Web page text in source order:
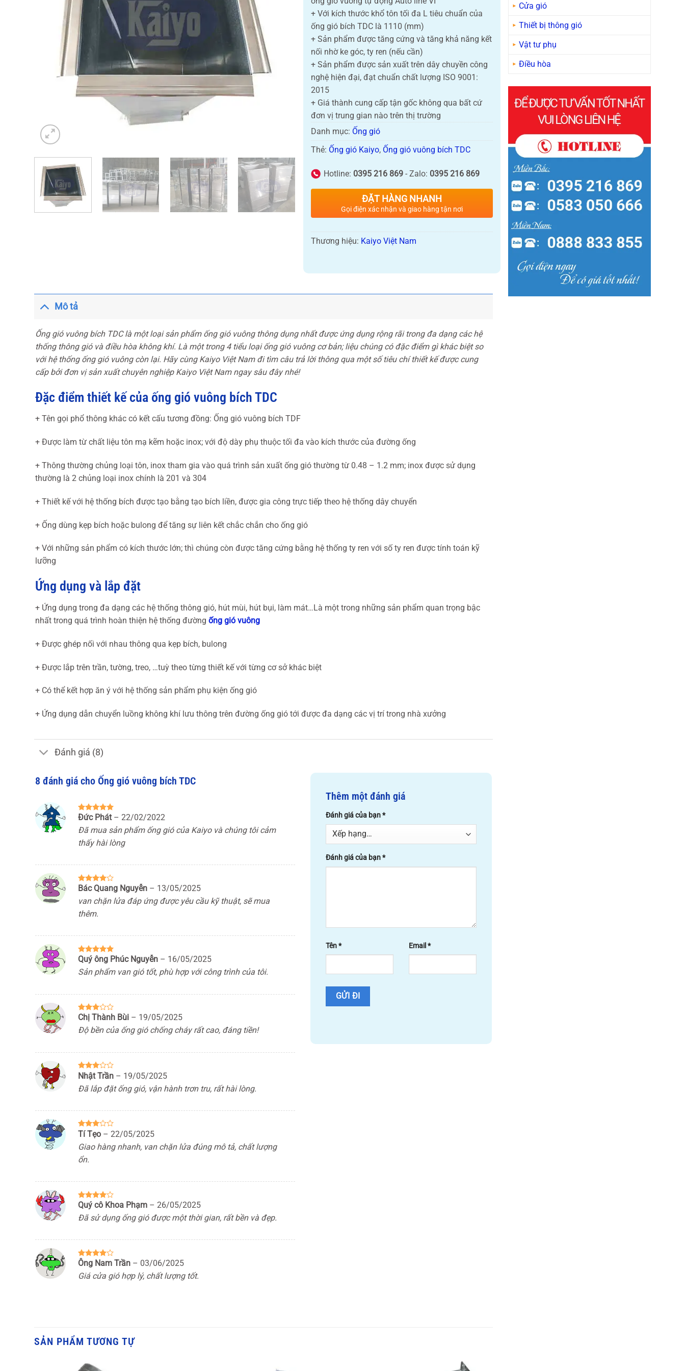
NAM
Cửa gió
Thiết bị thông gió
Vật tư phụ
Điều hòa
+ Với kích thước khổ tôn tối đa L tiêu chuẩn của
ống gió bích TDC là 1110 (mm)
+ Sản phẩm được tăng cứng và tăng khả năng kết
nối nhờ ke góc, ty ren (nếu cần)
+ Sản phẩm được sản xuất trên dây chuyền công
nghệ hiện đại, đạt chuẩn chất lượng ISO 9001:
2015
+ Giá thành cung cấp tận gốc không qua bất cứ
đơn vị trung gian nào trên thị trường
Danh mục: Ống gió
Thẻ: Ống gió Kaiyo, Ống gió vuông bích TDC
Hotline: 0395 216 869- Zalo: 0395 216 869
ĐẶT HÀNG NHANH
Gọi điện xác nhận và giao hàng tận nơi
Thương hiệu: Kaiyo Việt Nam
Mô tả
Ống gió vuông bích TDC là một loại sản phẩm ống gió vuông thông dụng nhất được ứng dụng rộng rãi trong đa dạng các hệ
thống thông gió và điều hòa không khí. Là một trong 4 tiểu loại ống gió vuông cơ bản; liệu chúng có đặc điểm gì khác biệt so
với hệ thống ống gió vuông còn lại. Hãy cùng Kaiyo Việt Nam đi tìm câu trả lời thông qua một số tiêu chí thiết kế được cung
cấp bởi đơn vị sản xuất chuyên nghiệp Kaiyo Việt Nam ngay sâu đây nhé!
Đặc điểm thiết kế của ống gió vuông bích TDC
+ Tên gọi phổ thông khác có kết cấu tương đồng: Ống gió vuông bích TDF
+ Được làm từ chất liệu tôn mạ kẽm hoặc inox; với độ dày phụ thuộc tối đa vào kích thước của đường ống
+ Thông thường chủng loại tôn, inox tham gia vào quá trình sản xuất ống gió thường từ 0.48 – 1.2 mm; inox được sử dụng
thường là 2 chủng loại inox chính là 201 và 304
+ Thiết kế với hệ thống bích được tạo bằng tạo bích liền, được gia công trực tiếp theo hệ thống dây chuyển
+ Ống dùng kẹp bích hoặc bulong để tăng sự liên kết chắc chắn cho ống gió
+ Với những sản phẩm có kích thước lớn; thì chúng còn được tăng cứng bằng hệ thống ty ren với số ty ren được tính toán kỹ
lưỡng
Ứng dụng và lắp đặt
+ Ứng dụng trong đa dạng các hệ thống thông gió, hút mùi, hút bụi, làm mát…Là một trong những sản phẩm quan trọng bậc
nhất trong quá trình hoàn thiện hệ thống đường ống gió vuông
+ Được ghép nối với nhau thông qua kẹp bích, bulong
+ Được lắp trên trần, tường, treo, …tuỳ theo từng thiết kế với từng cơ sở khác biệt
+ Có thể kết hợp ăn ý với hệ thống sản phẩm phụ kiện ống gió
+ Ứng dụng dẫn chuyển luồng không khí lưu thông trên đường ống gió tới được đa dạng các vị trí trong nhà xưởng
Đánh giá (8)
8 đánh giá cho Ống gió vuông bích TDC
Được xếp
sao
Đức Phát – 22/02/2022
Đã mua sản phẩm ống gió của Kaiyo và chúng tôi cảm
thấy hài lòng
Được
45 sao
Bác Quang Nguyễn – 13/05/2025
van chặn lửa đáp ứng được yêu cầu kỹ thuật, sẽ mua
thêm.
Được xếp
hạng
sao
Quý ông Phúc Nguyễn – 16/05/2025
Sản phẩm van gió tốt, phù hợp với công trình của tôi.
Được
hạng3
Chị Thành Bùi – 19/05/2025
Độ bền của ống gió chống cháy rất cao, đáng tiền!
Được
hạng3
Nhật Trần – 19/05/2025
Đã lắp đặt ống gió, vận hành trơn tru, rất hài lòng.
Được
hạng3
5 sao
Tí Tẹo – 22/05/2025
Giao hàng nhanh, van chặn lửa đúng mô tả, chất lượng
ổn.
Được
45 sao
Quý cô Khoa Phạm – 26/05/2025
Đã sử dụng ống gió được một thời gian, rất bền và đẹp.
Được
45 sao
Ông Nam Trần – 03/06/2025
Giá cửa gió hợp lý, chất lượng tốt.
Thêm một đánh giá
Đánh giá của bạn*
Đánh giá của bạn*
Tên* Email*
SẢN PHẨM TƯƠNG TỰ